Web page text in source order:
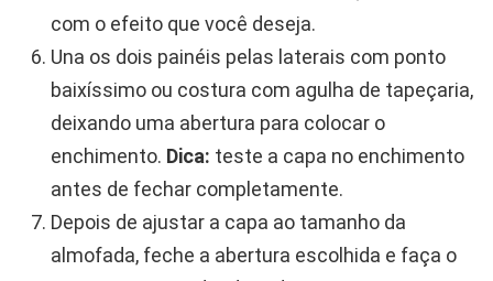
com o efeito que você deseja.
Una os dois painéis pelas laterais com ponto
baixíssimo ou costura com agulha de tapeçaria,
deixando uma abertura para colocar o
enchimento. Dica: teste a capa no enchimento
antes de fechar completamente.
Depois de ajustar a capa ao tamanho da
almofada, feche a abertura escolhida e faça o